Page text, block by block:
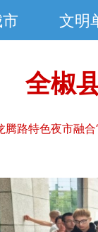
文明
全椒
路特色夜市融合